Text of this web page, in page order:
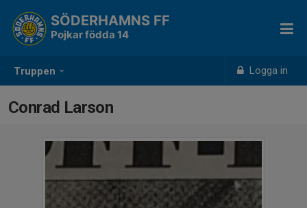
Truppen Logga in
SÖDERHAMNS FF
Pojkar födda 14
Conrad Larson